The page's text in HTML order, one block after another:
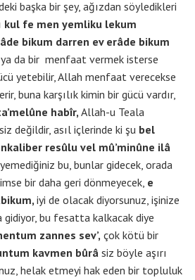
başka bir şey, ağızdan söyledikleri
kul fe men yemliku lekum
bikum darren ev erâde bikum
da bir menfaat vermek isterse
yetebilir, Allah menfaat verecekse
buna karşılık kimin bir gücü vardır,
habîr, Allah-u Teala
değildir, asıl içlerinde ki şu bel
resûlu vel mû’minûne ilâ
bu, bunlar gidecek, orada
bir daha geri dönmeyecek, e
iyi de olacak diyorsunuz, işinize
gidiyor, bu fesatta kalkacak diye
zannes sev’, çok kötü bir
kavmen bûrâsiz böyle aşırı
helak etmeyi hak eden bir topluluk